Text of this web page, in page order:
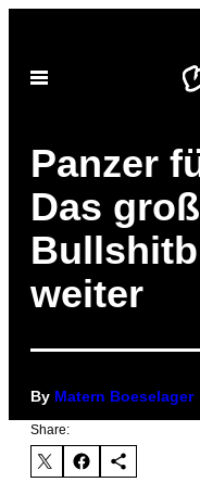
content
Open
Panzer
Das
weiter
By Matern Boeselager
Share: